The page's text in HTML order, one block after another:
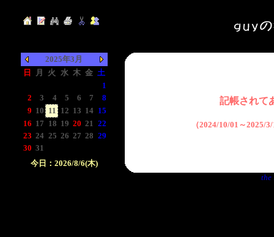
2025年3月
日
月 火 水 木 金 土
1
2
3 4 5 6 7
8
9 10 11 12 13 14 15
16 17 18 19 20 21 22
23 24 25 26 27 28 29
30 31
今日：2026/8/6(木)
記帳されて
（2024/10/01～2025/
the